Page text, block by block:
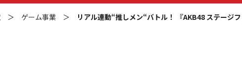
＞ ゲーム事業 ＞ リアル連動“推しメン“バトル！ 『AKB48 ステージ